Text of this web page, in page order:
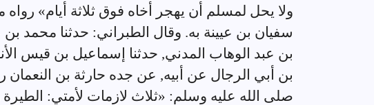
ولا يحل لمسلم أن يهجر أخاه فوق ثلاثة أيام»
سفيان بن عيينة به. وقال الطبراني: حدثنا محمد بن
بن عبد الوهاب المدني, حدثنا إسماعيل بن قيس
بن أبي الرجال عن أبيه, عن جده حارثة بن
صلى الله عليه وسلم: «ثلاث لازمات لأمتي: